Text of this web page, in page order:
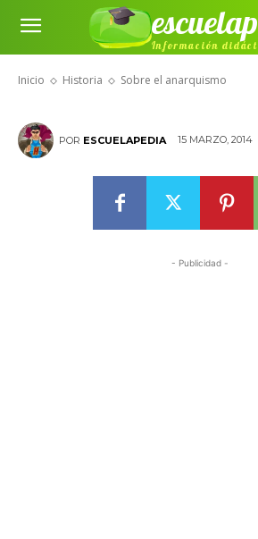
Información
Inicio Historia Sobre el anarquismo
Sobre el anarquismo
POR ESCUELAPEDIA 15 MARZO, 2014
- Publicidad -